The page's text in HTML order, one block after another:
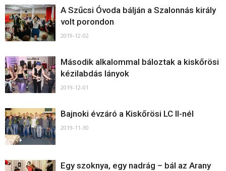
A Szűcsi Óvoda bálján a Szalonnás király
volt porondon
2019-12-02
Második alkalommal báloztak a kiskőrösi
kézilabdás lányok
2019-12-01
Bajnoki évzáró a Kiskőrösi LC II-nél
2019-11-30
Egy szoknya, egy nadrág – bál az Arany